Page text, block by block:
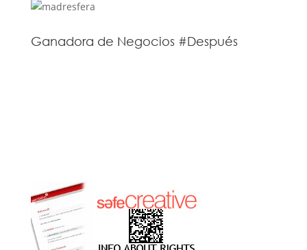
Ganadora de Negocios #Después